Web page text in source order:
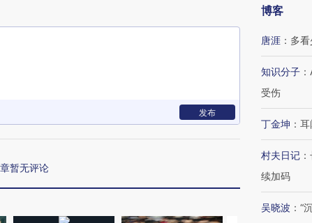
发布
暂无评论
博客
唐涯 ： 多
知识分子 ：
受伤
丁金坤 ： 耳
村夫日记 ：
续加码
吴晓波 ： “